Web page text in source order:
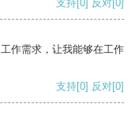
支持[0] 反对[0]
作需求，让我能够在工作
支持[0] 反对[0]